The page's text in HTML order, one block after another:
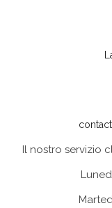
Il nostro servizio